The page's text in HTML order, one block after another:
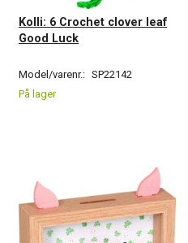
Kolli: 6 Crochet clover leaf
Good Luck
Model/varenr.: SP22142
På lager